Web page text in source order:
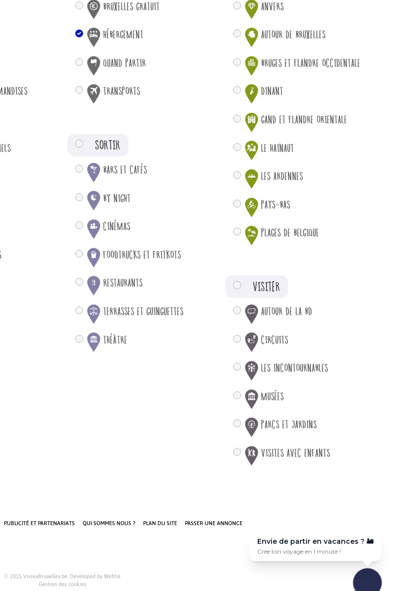
BRUXELLES GRATUIT
HÉBERGEMENT
QUAND PARTIR
TRANSPORTS
SORTIR
BARS ET CAFÉS
BY NIGHT
CINÉMAS
FOODTRUCKS ET FRITKOTS
RESTAURANTS
TERRASSES ET GUINGUETTES
THÉÂTRE
ANVERS
AUTOUR DE BRUXELLES
BRUGES ET FLANDRE OCCIDENTALE
DINANT
GAND ET FLANDRE ORIENTALE
LE HAINAUT
LES ARDENNES
PAYS-BAS
PLAGES DE BELGIQUE
VISITER
AUTOUR DE LA BD
CIRCUITS
LES INCONTOURNABLES
MUSÉES
PARCS ET JARDINS
VISITES AVEC ENFANTS
PUBLICITÉ ET PARTENARIATS QUI SOMMES NOUS ? PLAN DU SITE PASSER UNE ANNONCE
© 2015 VivreaBruxelles.be. Developed by Web56
Gestion des cookies
Envie de partir en vacances ? ✈️
Voyage sur-mesure en quelques clics 🎯